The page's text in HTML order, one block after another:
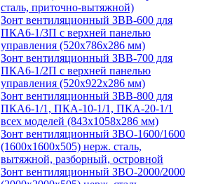
сталь, приточно-вытяжной)
Зонт вентиляционный ЗВВ-600 для
ПКА6-1/3П с верхней панелью
управления (520х786х286 мм)
Зонт вентиляционный ЗВВ-700 для
ПКА6-1/2П с верхней панелью
управления (520х922х286 мм)
Зонт вентиляционный ЗВВ-800 для
ПКА6-1/1, ПКА-10-1/1, ПКА-20-1/1
всех моделей (843х1058х286 мм)
Зонт вентиляционный ЗВО-1600/1600
(1600х1600х505) нерж. сталь,
вытяжной, разборный, островной
Зонт вентиляционный ЗВО-2000/2000